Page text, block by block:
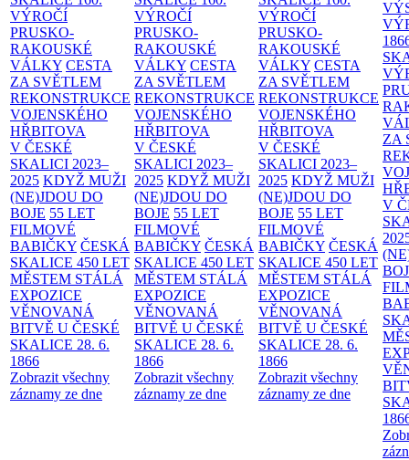
VÝROČÍ
PRUSKO-
RAKOUSKÉ
VÁLKY CESTA
ZA SVĚTLEM
REKONSTRUKCE
VOJENSKÉHO
HŘBITOVA
V ČESKÉ
SKALICI 2023–
2025 KDYŽ MUŽI
(NE)JDOU DO
BOJE 55 LET
FILMOVÉ
BABIČKY ČESKÁ
SKALICE 450 LET
MĚSTEM STÁLÁ
EXPOZICE
VĚNOVANÁ
BITVĚ U ČESKÉ
SKALICE 28. 6.
1866
Zobrazit všechny
záznamy ze dne
VÝROČÍ
PRUSKO-
RAKOUSKÉ
VÁLKY CESTA
ZA SVĚTLEM
REKONSTRUKCE
VOJENSKÉHO
HŘBITOVA
V ČESKÉ
SKALICI 2023–
2025 KDYŽ MUŽI
(NE)JDOU DO
BOJE 55 LET
FILMOVÉ
BABIČKY ČESKÁ
SKALICE 450 LET
MĚSTEM STÁLÁ
EXPOZICE
VĚNOVANÁ
BITVĚ U ČESKÉ
SKALICE 28. 6.
1866
Zobrazit všechny
záznamy ze dne
VÝROČÍ
PRUSKO-
RAKOUSKÉ
VÁLKY CESTA
ZA SVĚTLEM
REKONSTRUKCE
VOJENSKÉHO
HŘBITOVA
V ČESKÉ
SKALICI 2023–
2025 KDYŽ MUŽI
(NE)JDOU DO
BOJE 55 LET
FILMOVÉ
BABIČKY ČESKÁ
SKALICE 450 LET
MĚSTEM STÁLÁ
EXPOZICE
VĚNOVANÁ
BITVĚ U ČESKÉ
SKALICE 28. 6.
1866
Zobrazit všechny
záznamy ze dne
ZA
V